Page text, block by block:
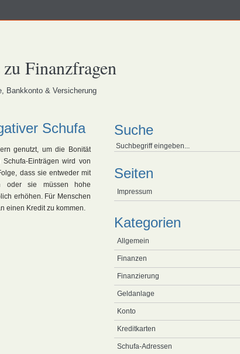
Finanzfragen
Bankkonto & Versicherung
Schufa
genutzt, um die Bonität
Einträgen wird von
dass sie entweder mit
oder sie müssen hohe
erhöhen. Für Menschen
einen Kredit zu kommen.
Suche
Seiten
Impressum
Kategorien
Allgemein
Finanzen
Finanzierung
Geldanlage
Konto
Kreditkarten
Schufa-Adressen